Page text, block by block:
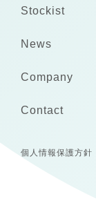
Stockist
News
Company
Contact
個人情報保護方針